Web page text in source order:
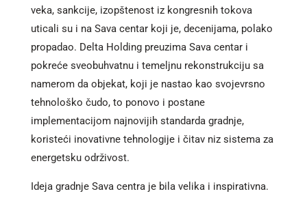
veka, sankcije, izopštenost iz kongresnih tokova
uticali su i na Sava centar koji je, decenijama, polako
propadao. Delta Holding preuzima Sava centar i
pokreće sveobuhvatnu i temeljnu rekonstrukciju sa
namerom da objekat, koji je nastao kao svojevrsno
tehnološko čudo, to ponovo i postane
implementacijom najnovijih standarda gradnje,
koristeći inovativne tehnologije i čitav niz sistema za
energetsku održivost.
Ideja gradnje Sava centra je bila velika i inspirativna.